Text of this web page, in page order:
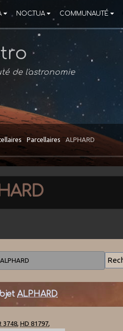
NOCTUA COMMUNAUTÉ
de l'astronomie
Parcellaires ALPHARD
ALPHARD
3748 ,HD 81797